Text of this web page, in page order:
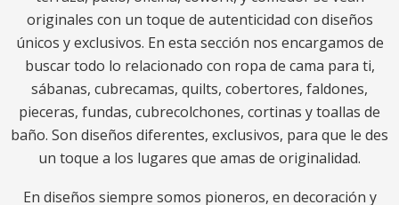
originales con un toque de autenticidad con diseños
únicos y exclusivos. En esta sección nos encargamos de
buscar todo lo relacionado con ropa de cama para ti,
sábanas, cubrecamas, quilts, cobertores, faldones,
pieceras, fundas, cubrecolchones, cortinas y toallas de
baño. Son diseños diferentes, exclusivos, para que le des
un toque a los lugares que amas de originalidad.
En diseños siempre somos pioneros, en decoración y